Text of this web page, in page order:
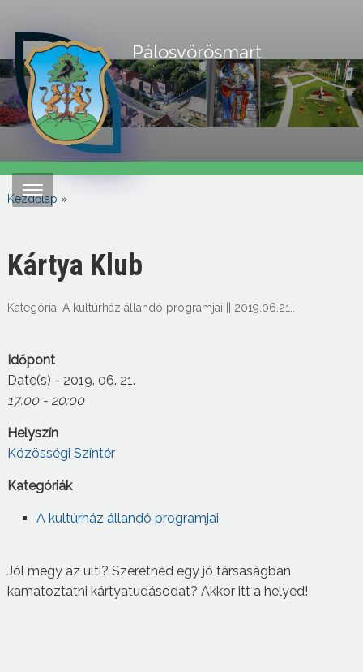
Pálosvörösmart
Kezdőlap »
Kártya Klub
Kategória: A kultúrház állandó programjai 2019.06.21.
Időpont
Date(s) - 2019. 06. 21.
17:00 - 20:00
Helyszín
Közösségi Színtér
Kategóriák
A kultúrház állandó programjai
Jól megy az ulti? Szeretnéd egy jó társaságban
kamatoztatni kártyatudásodat? Akkor itt a helyed!